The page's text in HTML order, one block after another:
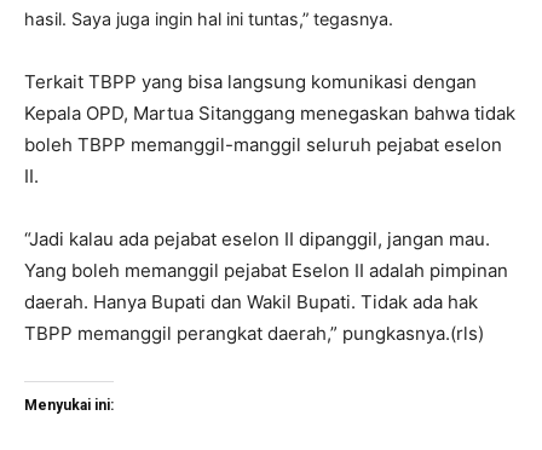
hasil. Saya juga ingin hal ini tuntas,” tegasnya.
Terkait TBPP yang bisa langsung komunikasi dengan
Kepala OPD, Martua Sitanggang menegaskan bahwa tidak
boleh TBPP memanggil-manggil seluruh pejabat eselon
II.
“Jadi kalau ada pejabat eselon II dipanggil, jangan mau.
Yang boleh memanggil pejabat Eselon II adalah pimpinan
daerah. Hanya Bupati dan Wakil Bupati. Tidak ada hak
TBPP memanggil perangkat daerah,” pungkasnya.(rls)
Menyukai ini: